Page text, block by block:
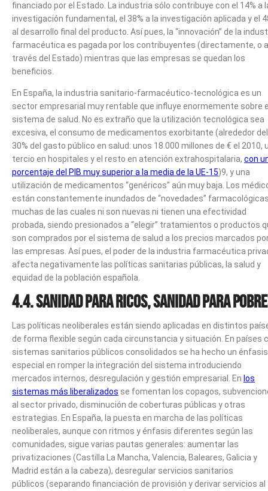
financiado por el Estado. La industria sólo contribuye con el 14% a
investigación fundamental, el 38% a la investigación aplicada y el
al desarrollo final del producto. Así pues, la “innovación” de la
farmacéutica es pagada por los contribuyentes (directamente, o a
través del Estado) mientras que las empresas se quedan los
beneficios.
En España, la industria sanitario-farmacéutico-tecnológica es un
sector empresarial muy rentable que influye enormemente sobre
sistema de salud. No es extraño que la utilización tecnológica sea
excesiva, el consumo de medicamentos exorbitante (alrededor del
30% del gasto público en salud: unos 18.000 millones de € el 2010,
tercio en hospitales y el resto en atención extrahospitalaria, con
porcentaje del PIB muy superior a la media de la UE-15)9, y una
utilización de medicamentos “genéricos” aún muy baja. Los
están constantemente inundados de “novedades”
muchas de las cuales ni son nuevas ni tienen una efectividad
probada, siendo presionados a “elegir” tratamientos o productos
son comprados por el sistema de salud a los precios marcados
las empresas. Así pues, el poder de la industria farmacéutica
afecta negativamente las políticas sanitarias públicas, la salud y
equidad de la población española.
4.4. Sanidad para ricos, sanidad para
Las políticas neoliberales están siendo aplicadas en distintos
de forma flexible según cada circunstancia y situación. En países
sistemas sanitarios públicos consolidados se ha hecho un énfasis
especial en romper la integración del sistema introduciendo
mercados internos, desregulación y gestión empresarial. En los
sistemas más liberalizados se fomentan los copagos,
al sector privado, disminución de coberturas públicas y otras
estrategias. En España, la puesta en marcha de las políticas
neoliberales, aunque con ritmos y énfasis diferentes según las
comunidades, sigue varias pautas generales: aumentar las
privatizaciones (Castilla La Mancha, Valencia, Baleares, Galicia y
Madrid están a la cabeza), desregular servicios sanitarios
públicos (separando financiación de provisión y derivar servicios al